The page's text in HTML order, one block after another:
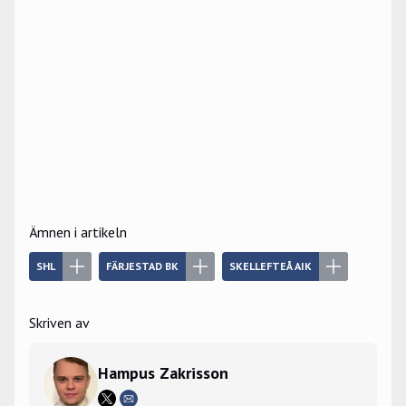
Ämnen i artikeln
SHL FÄRJESTAD BK SKELLEFTEÅ AIK
Skriven av
Hampus Zakrisson